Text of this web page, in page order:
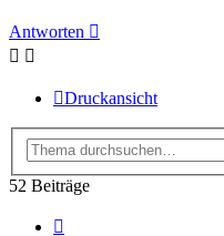
Antworten
Druckansicht
52 Beiträge